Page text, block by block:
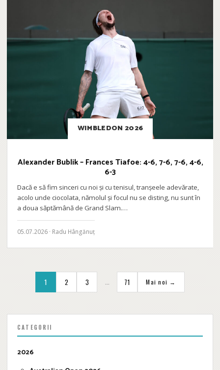
WIMBLEDON 2026
Alexander Bublik – Frances Tiafoe: 4-6, 7-6, 7-6, 4-6,
6-3
Dacă e să fim sinceri cu noi și cu tenisul, tranșeele adevărate,
acolo unde ciocolata, nămolul și focul nu se disting, nu sunt în
a doua săptămână de Grand Slam.…
05.07.2026 · Radu Hângănuț
1 2 3 … 71 Mai noi →
CATEGORII
2026